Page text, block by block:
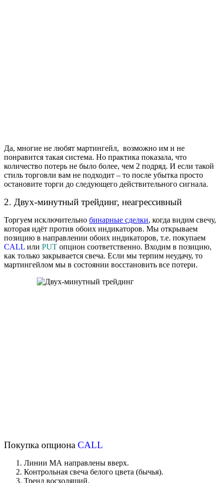
Да, многие не любят мартингейл, возможно им и не
понравится такая система. Но практика показала, что
количество потерь не было более, чем 2 подряд. И если такой
стиль торговли вам не подходит – то после убытка просто
остановите торги до следующего действительного сигнала.
2. Двух-минутный трейдинг, неагрессивный
Торгуем исключительно бинарные сделки, когда видим свечу,
которая идёт против обоих индикаторов. Мы открываем
позицию в направлении обоих индикаторов, т.е. покупаем
CALL или PUT опцион соответственно. Входим в позицию,
как только закрывается свеча. Если мы терпим неудачу, то
мартингейлом мы в состоянии восстановить все потери.
Покупка опциона CALL
Линии МА направлены вверх.
Контрольная свеча белого цвета (бычья).
Тренд восходящий.